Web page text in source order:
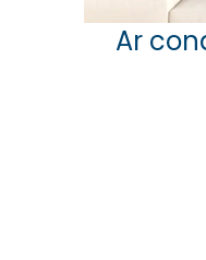
Ar